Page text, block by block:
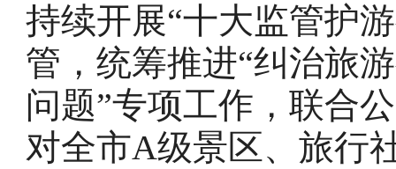
持续开展“十大监管护
管，统筹推进“纠治旅
问题”专项工作，联合
对全市A级景区、旅行